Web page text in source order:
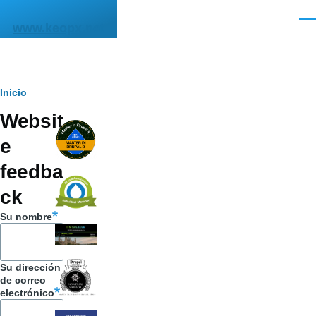
www.keopx.net
Ruta
de
navegación
Inicio
Websit
e
feedba
ck
Su nombre
Su dirección
de correo
electrónico